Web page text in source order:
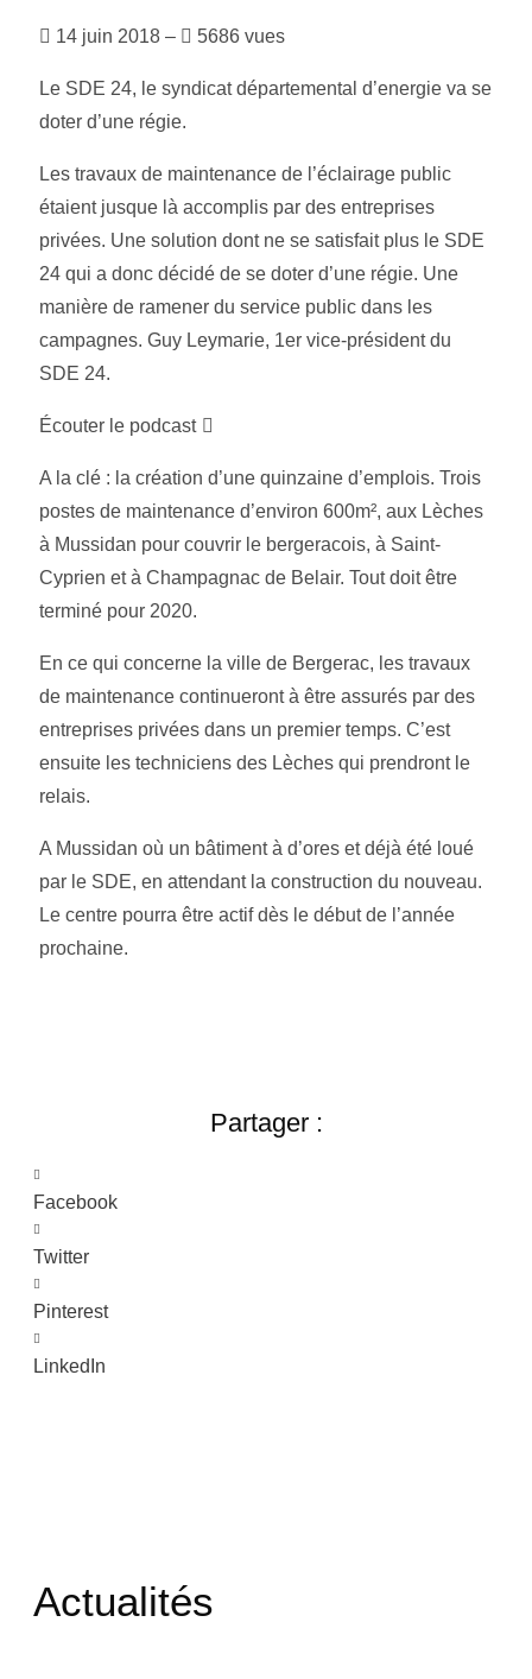
14 juin 2018 – 5686 vues
Le SDE 24, le syndicat départemental d’energie va se
doter d’une régie.
Les travaux de maintenance de l’éclairage public
étaient jusque là accomplis par des entreprises
privées. Une solution dont ne se satisfait plus le SDE
24 qui a donc décidé de se doter d’une régie. Une
manière de ramener du service public dans les
campagnes. Guy Leymarie, 1er vice-président du
SDE 24.
Écouter le podcast
A la clé : la création d’une quinzaine d’emplois. Trois
postes de maintenance d’environ 600m², aux Lèches
à Mussidan pour couvrir le bergeracois, à Saint-
Cyprien et à Champagnac de Belair. Tout doit être
terminé pour 2020.
En ce qui concerne la ville de Bergerac, les travaux
de maintenance continueront à être assurés par des
entreprises privées dans un premier temps. C’est
ensuite les techniciens des Lèches qui prendront le
relais.
A Mussidan où un bâtiment à d’ores et déjà été loué
par le SDE, en attendant la construction du nouveau.
Le centre pourra être actif dès le début de l’année
prochaine.
Partager :
Facebook
Twitter
Pinterest
LinkedIn
Actualités